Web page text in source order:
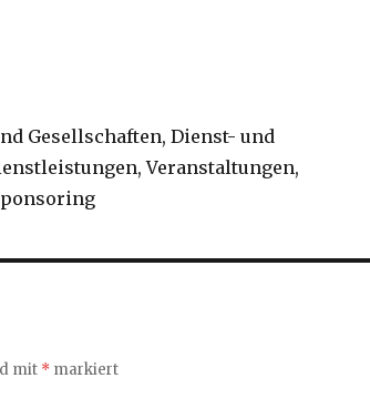
Gesellschaften, Dienst- und
Veranstaltungen,
mit * markiert